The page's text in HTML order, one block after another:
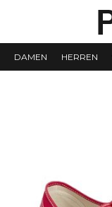
DAMEN HERREN